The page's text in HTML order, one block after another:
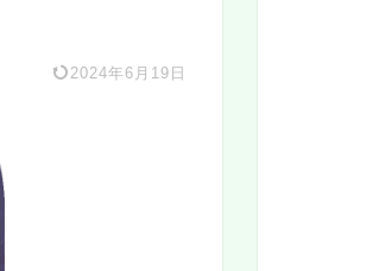
2024年6月19日